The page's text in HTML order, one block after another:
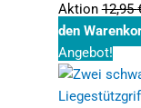
Aktion12,95
den
Angebot!